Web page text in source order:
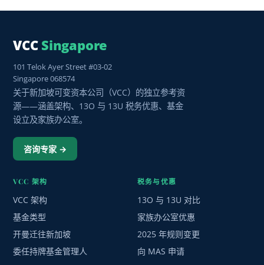
VCC Singapore
101 Telok Ayer Street #03-02
Singapore 068574
关于新加坡可变资本公司（VCC）的独立参考资
源——涵盖架构、13O 与 13U 税务优惠、基金
设立及家族办公室。
咨询专家 →
VCC 架构
VCC 架构
基金类型
开曼迁往新加坡
委任持牌基金管理人
税务与优惠
13O 与 13U 对比
家族办公室优惠
2025 年规则变更
向 MAS 申请